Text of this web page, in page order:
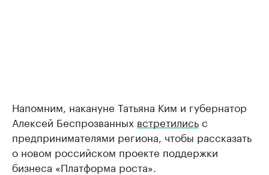
Напомним, накануне Татьяна Ким и губернатор
Алексей Беспрозванных встретилисьс
предпринимателями региона, чтобы рассказать
о новом российском проекте поддержки
бизнеса «Платформа роста».